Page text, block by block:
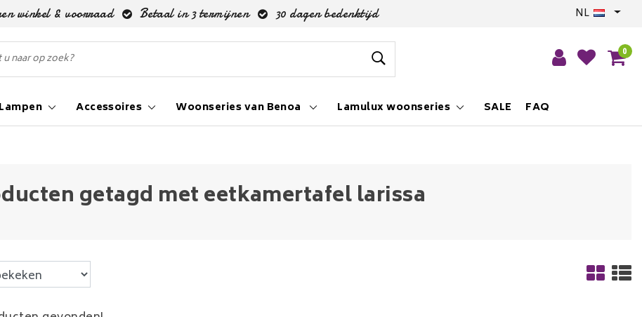
winkel & voorraad Betaal in 3 termijnen 30 dagen bedenktijd NL
0
Lampen Accessoires Woonseries van Benoa Lamulux woonseries SALE FAQ
getagd met eetkamertafel larissa